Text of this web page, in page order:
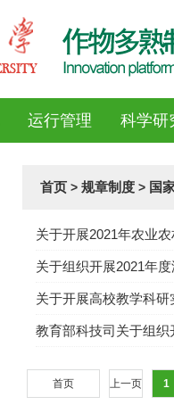
运行管理 科学研
首页 > 规章制度 > 国
关于开展2021年农业
关于组织开展2021年
关于开展高校教学科
教育部科技司关于组
首页 上一页 1